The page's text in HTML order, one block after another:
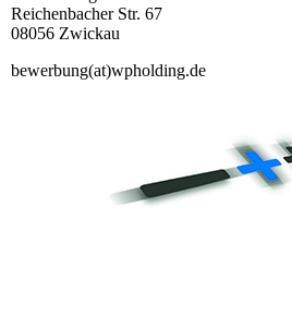
Reichenbacher Str. 67
08056 Zwickau
bewerbung(at)wpholding.de